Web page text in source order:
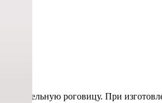
роговицу. При